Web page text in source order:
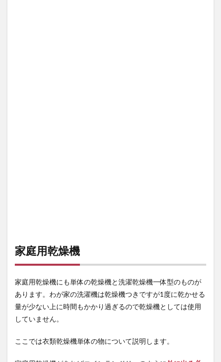
家庭用乾燥機
家庭用乾燥機にも単体の乾燥機と洗濯乾燥機一体型のものが
あります。わが家の洗濯機は乾燥機つきですが1度に乾かせる
量が少ない上に時間もかかり過ぎるので乾燥機としては使用
していません。
ここでは衣類乾燥機単体の物について説明します。